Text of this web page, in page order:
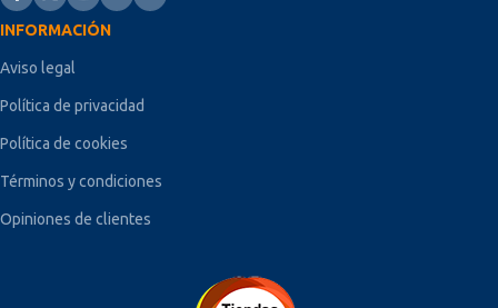
INFORMACIÓN
Aviso legal
Política de privacidad
Política de cookies
Términos y condiciones
Opiniones de clientes